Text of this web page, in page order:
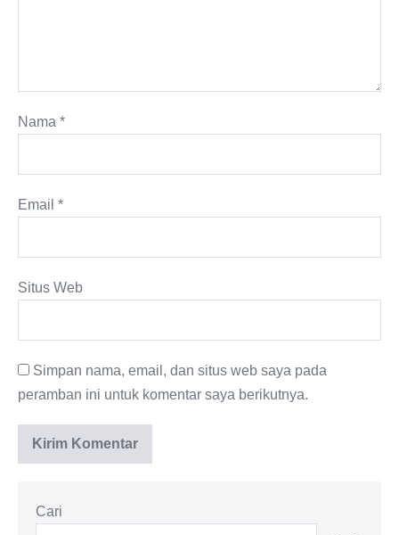
Nama *
Email *
Situs Web
Simpan nama, email, dan situs web saya pada
peramban ini untuk komentar saya berikutnya.
Cari